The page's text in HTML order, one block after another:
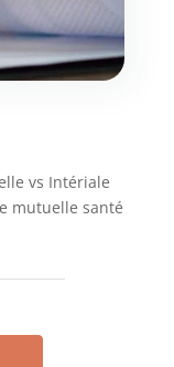
vs Intériale
mutuelle santé